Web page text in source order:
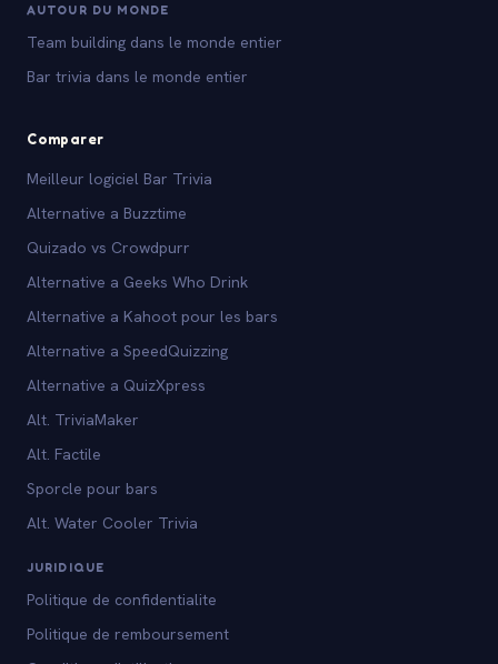
AUTOUR DU MONDE
Team building dans le monde entier
Bar trivia dans le monde entier
Comparer
Meilleur logiciel Bar Trivia
Alternative a Buzztime
Quizado vs Crowdpurr
Alternative a Geeks Who Drink
Alternative a Kahoot pour les bars
Alternative a SpeedQuizzing
Alternative a QuizXpress
Alt. TriviaMaker
Alt. Factile
Sporcle pour bars
Alt. Water Cooler Trivia
JURIDIQUE
Politique de confidentialite
Politique de remboursement